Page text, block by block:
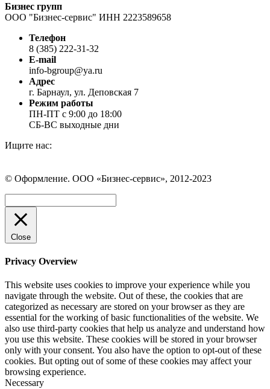
Бизнес групп
ООО "Бизнес-сервис" ИНН 2223589658
Телефон
8 (385) 222-31-32
E-mail
info-bgroup@ya.ru
Адрес
г. Барнаул, ул. Деповская 7
Режим работы
ПН-ПТ с 9:00 до 18:00
СБ-ВС выходные дни
Ищите нас:
Вконтакте
открывается
в
новом
окне
WhatsApp
открывается
в
новом
окне
Telegram
открывается
в
новом
окне
© Оформление. ООО «Бизнес-сервис», 2012-2023
Close
Privacy Overview
This website uses cookies to improve your experience while you
navigate through the website. Out of these, the cookies that are
categorized as necessary are stored on your browser as they are
essential for the working of basic functionalities of the website. We
also use third-party cookies that help us analyze and understand how
you use this website. These cookies will be stored in your browser
only with your consent. You also have the option to opt-out of these
cookies. But opting out of some of these cookies may affect your
browsing experience.
Necessary